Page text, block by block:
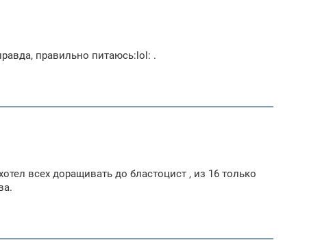
правильно питаюсь:lol: .
всех доращивать до бластоцист , из 16 только